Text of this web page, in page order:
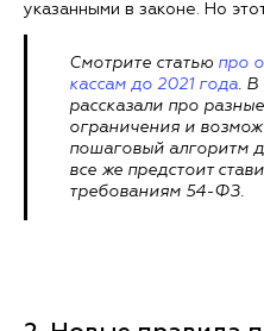
указанными в законе. Но
Смотрите статью про
кассам до 2021 года. В
рассказали про
ограничения и
пошаговый алгоритм
все же предстоит
требованиям 54-ФЗ.